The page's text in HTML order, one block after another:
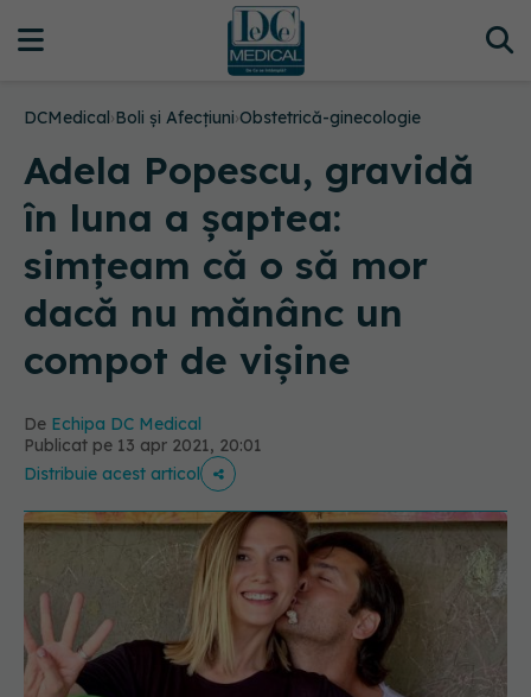
DCMedical›Boli și Afecțiuni›Obstetrică-ginecologie
Adela Popescu, gravidă
în luna a șaptea:
simțeam că o să mor
dacă nu mănânc un
compot de vișine
De Echipa DC Medical
Publicat pe 13 apr 2021, 20:01
Distribuie acest articol